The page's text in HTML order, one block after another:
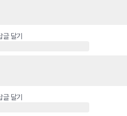
글 달기
글 달기